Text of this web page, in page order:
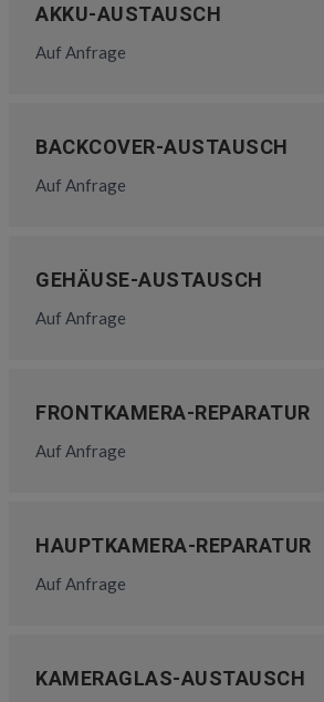
AKKU-AUSTAUSCH
Auf Anfrage
BACKCOVER-AUSTAUSCH
Auf Anfrage
GEHÄUSE-AUSTAUSCH
Auf Anfrage
FRONTKAMERA-REPARATUR
Auf Anfrage
HAUPTKAMERA-REPARATUR
Auf Anfrage
KAMERAGLAS-AUSTAUSCH